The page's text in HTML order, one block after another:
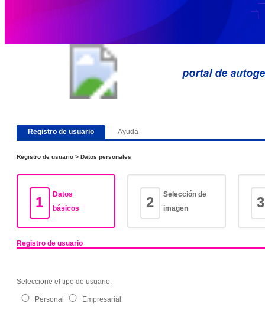
Registro de usuario Ayuda
Registro de usuario > Datos personales
1
Datos
básicos
2
Selección de
imagen
3
Registro de usuario
Seleccione el tipo de usuario.
Personal Empresarial